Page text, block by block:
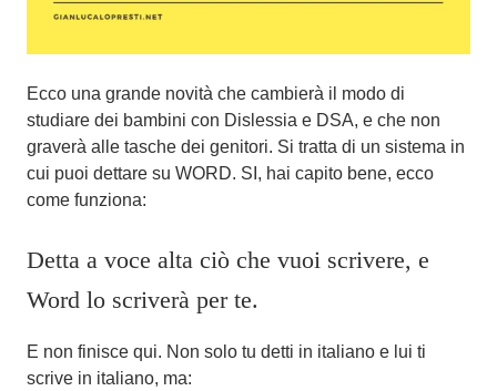
e
2
0
1
8
Ecco una grande novità che cambierà il modo di
studiare dei bambini con Dislessia e DSA, e che non
graverà alle tasche dei genitori. Si tratta di un sistema in
cui puoi dettare su WORD. SI, hai capito bene, ecco
come funziona:
Detta a voce alta ciò che vuoi scrivere, e
Word lo scriverà per te.
E non finisce qui. Non solo tu detti in italiano e lui ti
scrive in italiano, ma: